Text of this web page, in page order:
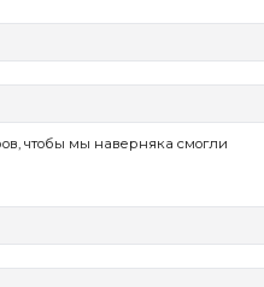
чтобы мы наверняка смогли